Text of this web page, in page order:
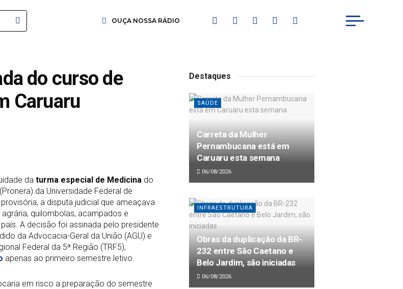
OUÇA NOSSA RÁDIO
do curso de
Caruaru
da turma especial de Medicina do
da Universidade Federal de
a disputa judicial que ameaçava
quilombolas, acampados e
A decisão foi assinada pelo presidente
da Advocacia-Geral da União (AGU) e
Federal da 5ª Região (TRF5),
apenas ao primeiro semestre letivo.
em risco a preparação do semestre
Destaques
SAÚDE
Carreta da Mulher
Pernambucana está em
Caruaru esta semana
06/08/2026
INFRAESTRUTURA
Obras da duplicação da BR-
232 entre São Caetano e
Belo Jardim, são iniciadas
06/08/2026